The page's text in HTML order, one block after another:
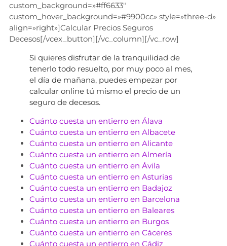
custom_background=»#ff6633″
custom_hover_background=»#9900cc» style=»three-d»
align=»right»]Calcular Precios Seguros
Decesos[/vcex_button][/vc_column][/vc_row]
Si quieres disfrutar de la tranquilidad de
tenerlo todo resuelto, por muy poco al mes,
el día de mañana, puedes empezar por
calcular online tú mismo el precio de un
seguro de decesos.
Cuánto cuesta un entierro en Álava
Cuánto cuesta un entierro en Albacete
Cuánto cuesta un entierro en Alicante
Cuánto cuesta un entierro en Almería
Cuánto cuesta un entierro en Ávila
Cuánto cuesta un entierro en Asturias
Cuánto cuesta un entierro en Badajoz
Cuánto cuesta un entierro en Barcelona
Cuánto cuesta un entierro en Baleares
Cuánto cuesta un entierro en Burgos
Cuánto cuesta un entierro en Cáceres
Cuánto cuesta un entierro en Cádiz